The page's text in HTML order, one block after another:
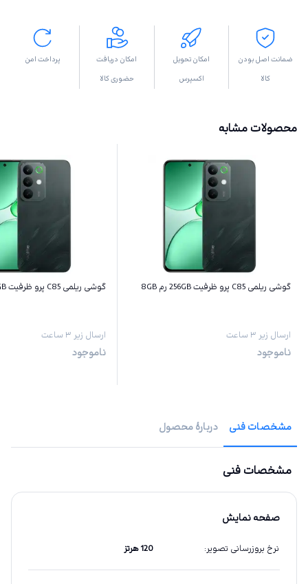
ضمانت اصل بودن
کالا
امکان تحویل
اکسپرس
امکان دریافت
حضوری کالا
پرداخت امن
محصولات مشابه
گوشی ریلمی C85 پرو ظرفیت 256GB رم 8GB
ارسال زیر ۳ ساعت
ناموجود
گوشی ریلمی C85 پرو ظرفیت 128GB رم 8GB
ارسال زیر ۳ ساعت
ناموجود
مشخصات فنی دربارهٔ محصول
مشخصات فنی
صفحه نمایش
نرخ بروزرسانی تصویر: 120 هرتز